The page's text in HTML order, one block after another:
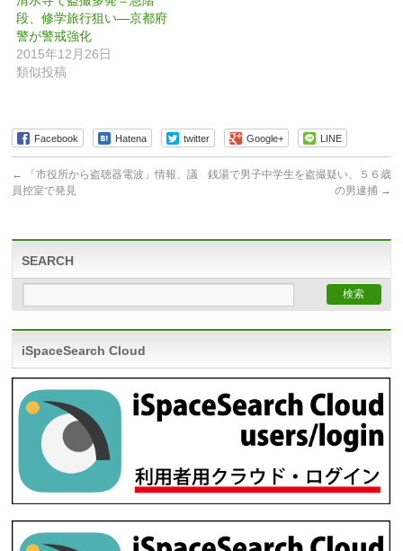
段、修学旅行狙い—京都府
警が警戒強化
2015年12月26日
類似投稿
Facebook Hatena twitter Google+ LINE
←
「市役所から盗聴器電波」情報、議
員控室で発見
銭湯で男子中学生を盗撮疑い、５６歳
の男逮捕 →
SEARCH
iSpaceSearch Cloud